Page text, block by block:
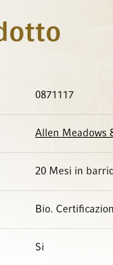
0871117
Allen Meadows
20 Mesi in
Bio.
Si